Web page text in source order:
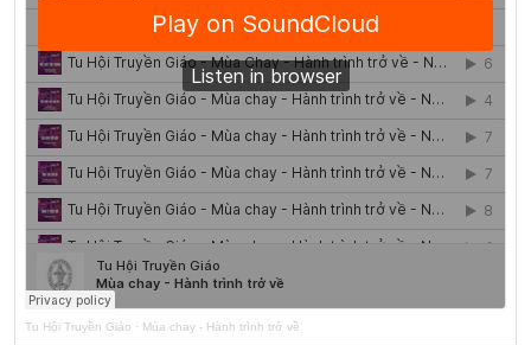
Tu Hội Truyền Giáo · Mùa chay - Hành trình trở về